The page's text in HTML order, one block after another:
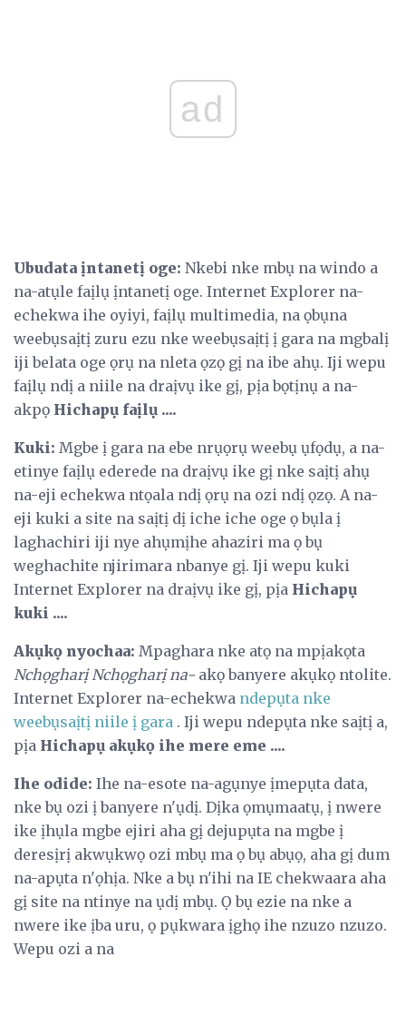
ad
Ubudata ịntanetị oge: Nkebi nke mbụ na windo a
na-atụle faịlụ ịntanetị oge. Internet Explorer na-
echekwa ihe oyiyi, faịlụ multimedia, na ọbụna
weebụsaịtị zuru ezu nke weebụsaịtị ị gara na mgbalị
iji belata oge ọrụ na nleta ọzọ gị na ibe ahụ. Iji wepu
faịlụ ndị a niile na draịvụ ike gị, pịa bọtịnụ a na-
akpọ Hichapụ faịlụ ....
Kuki: Mgbe ị gara na ebe nrụọrụ weebụ ụfọdụ, a na-
etinye faịlụ ederede na draịvụ ike gị nke saịtị ahụ
na-eji echekwa ntọala ndị ọrụ na ozi ndị ọzọ. A na-
eji kuki a site na saịtị dị iche iche oge ọ bụla ị
laghachiri iji nye ahụmịhe ahaziri ma ọ bụ
weghachite njirimara nbanye gị. Iji wepu kuki
Internet Explorer na draịvụ ike gị, pịa Hichapụ
kuki ....
Akụkọ nyochaa: Mpaghara nke atọ na mpịakọta
Nchọgharị Nchọgharị na- akọ banyere akụkọ ntolite.
Internet Explorer na-echekwa ndepụta nke
weebụsaịtị niile ị gara . Iji wepu ndepụta nke saịtị a,
pịa Hichapụ akụkọ ihe mere eme ....
Ihe odide: Ihe na-esote na-agụnye ịmepụta data,
nke bụ ozi ị banyere n'ụdị. Dịka ọmụmaatụ, ị nwere
ike ịhụla mgbe ejiri aha gị dejupụta na mgbe ị
deresịrị akwụkwọ ozi mbụ ma ọ bụ abụọ, aha gị dum
na-apụta n'ọhịa. Nke a bụ n'ihi na IE chekwaara aha
gị site na ntinye na ụdị mbụ. Ọ bụ ezie na nke a
nwere ike ịba uru, ọ pụkwara ịghọ ihe nzuzo nzuzo.
Wepu ozi a na